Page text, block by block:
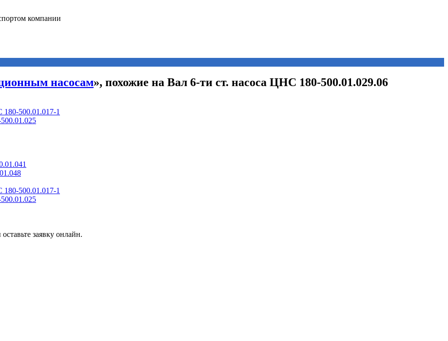
насосам», похожие на Вал 6-ти ст. насоса ЦНС 180-500.01.029.06
500.01.017-1
500.01.017-1
заявку онлайн.